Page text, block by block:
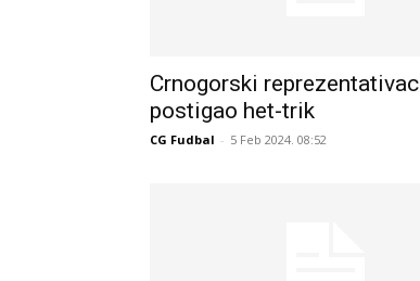
Crnogorski reprezentativac
postigao het-trik
CG Fudbal - 5 Feb 2024. 08:52